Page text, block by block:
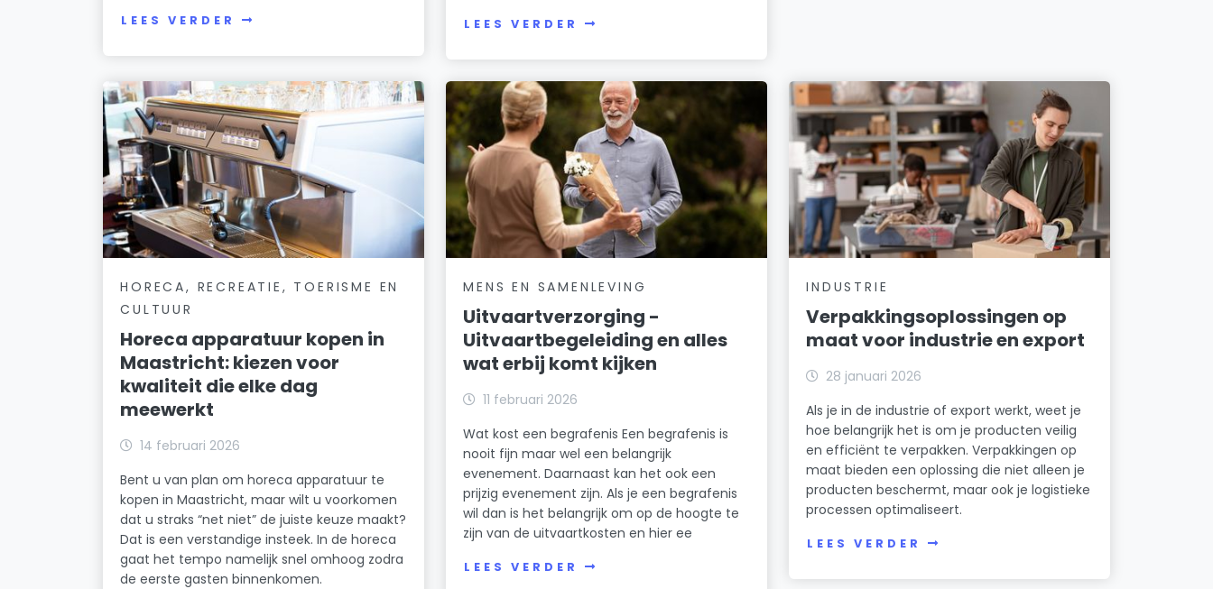
LEES VERDER LEES VERDER
HORECA, RECREATIE, TOERISME EN
CULTUUR
Horeca apparatuur kopen in
Maastricht: kiezen voor
kwaliteit die elke dag
meewerkt
14 februari 2026
Bent u van plan om horeca apparatuur te
kopen in Maastricht, maar wilt u voorkomen
dat u straks “net niet” de juiste keuze maakt?
Dat is een verstandige insteek. In de horeca
gaat het tempo namelijk snel omhoog zodra
de eerste gasten binnenkomen.
MENS EN SAMENLEVING
Uitvaartverzorging -
Uitvaartbegeleiding en alles
wat erbij komt kijken
11 februari 2026
Wat kost een begrafenis Een begrafenis is
nooit fijn maar wel een belangrijk
evenement. Daarnaast kan het ook een
prijzig evenement zijn. Als je een begrafenis
wil dan is het belangrijk om op de hoogte te
zijn van de uitvaartkosten en hier ee
LEES VERDER
INDUSTRIE
Verpakkingsoplossingen op
maat voor industrie en export
28 januari 2026
Als je in de industrie of export werkt, weet je
hoe belangrijk het is om je producten veilig
en efficiënt te verpakken. Verpakkingen op
maat bieden een oplossing die niet alleen je
producten beschermt, maar ook je logistieke
processen optimaliseert.
LEES VERDER